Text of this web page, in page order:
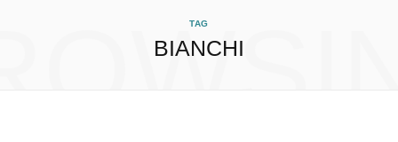
TAG
BIANCHI